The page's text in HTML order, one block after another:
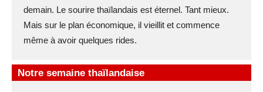
demain. Le sourire thaïlandais est éternel. Tant mieux.
Mais sur le plan économique, il vieillit et commence
même à avoir quelques rides.
Notre semaine thaïlandaise